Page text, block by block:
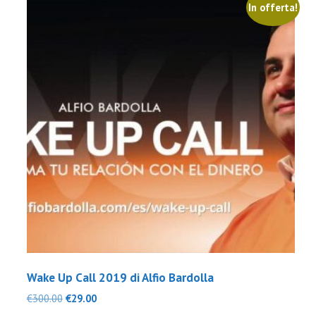
In offerta!
Wake Up Call 2019 di Alfio Bardolla
€300.00 Il
€29.00Il